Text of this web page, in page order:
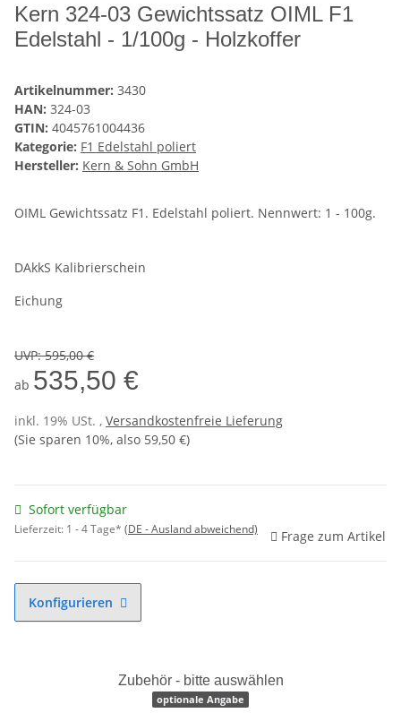
Kern 324-03 Gewichtssatz OIML F1
Edelstahl - 1/100g - Holzkoffer
Artikelnummer: 3430
HAN: 324-03
GTIN: 4045761004436
Kategorie: F1 Edelstahl poliert
Hersteller: Kern & Sohn GmbH
OIML Gewichtssatz F1. Edelstahl poliert. Nennwert: 1 - 100g.
DAkkS Kalibrierschein
Eichung
UVP:595,00 €
ab 535,50 €
inkl. 19% USt. , Versandkostenfreie Lieferung
(Sie sparen 10%, also 59,50 €)
Sofort verfügbar
Lieferzeit: 1 - 4 Tage* (DE - Ausland abweichend) Frage zum Artikel
Konfigurieren
Zubehör - bitte auswählen
optionale Angabe